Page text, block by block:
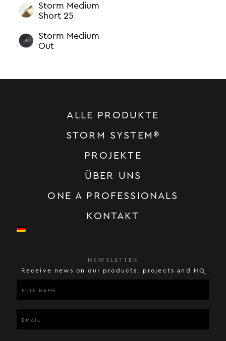
Storm Medium
Short 25
Storm Medium
Out
ALLE PRODUKTE
STORM SYSTEM®
PROJEKTE
ÜBER UNS
ONE A PROFESSIONALS
KONTAKT
NEWSLETTER
Receive news on our products, projects and HQ